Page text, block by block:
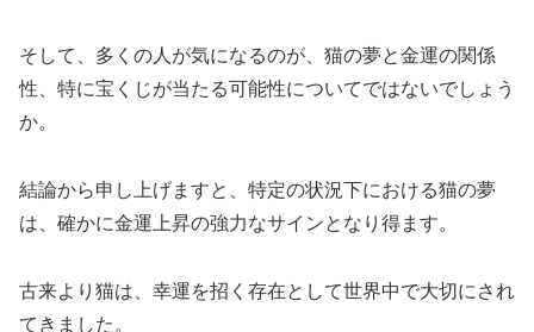
そして、多くの人が気になるのが、猫の夢と金運の関係
性、特に宝くじが当たる可能性についてではないでしょう
か。
結論から申し上げますと、特定の状況下における猫の夢
は、確かに金運上昇の強力なサインとなり得ます。
古来より猫は、幸運を招く存在として世界中で大切にされ
てきました。